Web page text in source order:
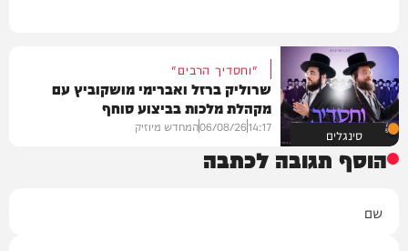
סינגלים
"וחסדיך הרבים"
שרוליק ברזל ואברימי מושקוביץ עם
מקהלת מלכות בביצוע סוחף
14:17
06/08/26המחדש מיוזיק
הוסף תגובה לכתבה